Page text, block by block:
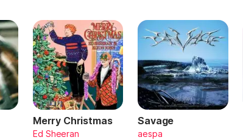
Merry Christmas
Ed Sheeran
Savage
aespa